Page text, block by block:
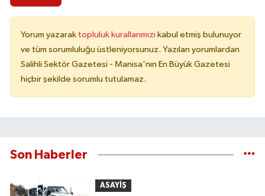
Yorum yazarak topluluk kurallarımızı kabul etmiş bulunuyor
ve tüm sorumluluğu üstleniyorsunuz. Yazılan yorumlardan
Salihli Sektör Gazetesi - Manisa'nın En Büyük Gazetesi
hiçbir şekilde sorumlu tutulamaz.
Son Haberler
ASAYİŞ